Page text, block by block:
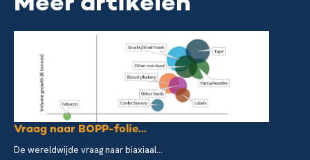
Vraag naar BOPP-folie...
De wereldwijde vraag naar biaxiaal...